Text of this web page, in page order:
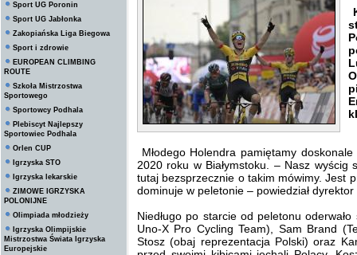
Sport UG Poronin
Sport UG Jabłonka
Zakopiańska Liga Biegowa
Sport i zdrowie
EUROPEAN CLIMBING
ROUTE
Szkoła Mistrzostwa
Sportowego
Sportowcy Podhala
Plebiscyt Najlepszy
Sportowiec Podhala
Orlen CUP
Igrzyska STO
Igrzyska lekarskie
ZIMOWE IGRZYSKA
POLONIJNE
Olimpiada młodzieży
Igrzyska Olimpijskie
Mistrzostwa Świata Igrzyska
Europejskie
Młodego Holendra pamiętamy
2020 roku w Białymstoku. – Nasz
tutaj bezsprzecznie o takim mówimy. Jest
dominuje w peletonie – powiedział
Niedługo po starcie od peletonu
Uno-X Pro Cycling Team), Sam Brand
Stosz (obaj reprezentacja Polski) oraz